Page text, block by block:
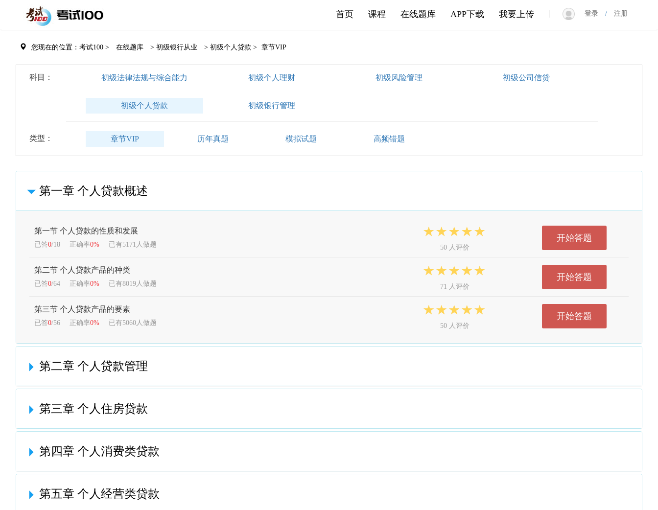
登录 / 注册
我要上传
APP下载
在线题库
课程
首页
您现在的位置：考试100 > 在线题库 > 初级银行从业 > 初级个人贷款 > 章节VIP
科目： 初级法律法规与综合能力 初级个人理财 初级风险管理 初级公司信贷
初级个人贷款 初级银行管理
类型： 章节VIP 历年真题 模拟试题 高频错题
第一章 个人贷款概述
第一节 个人贷款的性质和发展
已答0/18 正确率0% 已有5171人做题 50 人评价
开始答题
第二节 个人贷款产品的种类
已答0/64 正确率0% 已有8019人做题 71 人评价
开始答题
第三节 个人贷款产品的要素
已答0/56 正确率0% 已有5060人做题 50 人评价
开始答题
第二章 个人贷款管理
第三章 个人住房贷款
第四章 个人消费类贷款
第五章 个人经营类贷款